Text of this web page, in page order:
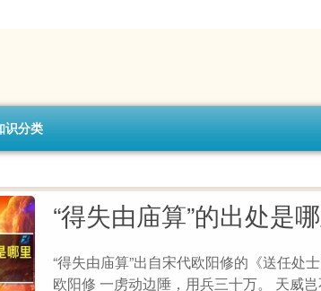
识分类
“得失由庙算”的出处是
“得失由庙算”出自宋代欧阳修的《送任处
欧阳修 一虏动边陲，用兵三十万。 天威